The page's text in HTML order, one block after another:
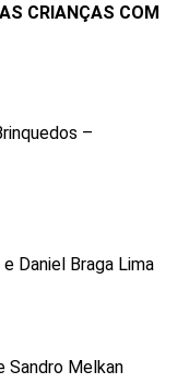
CRIANÇAS COM
–
Daniel Braga Lima
Sandro Melkan